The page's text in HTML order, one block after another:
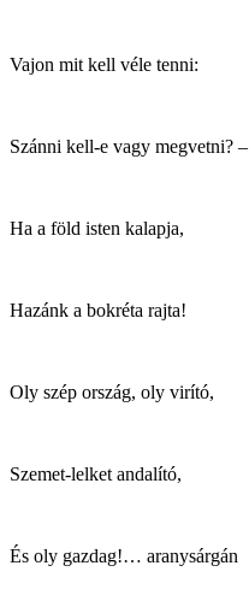
Vajon mit kell véle tenni:
Szánni kell-e vagy megvetni? –
Ha a föld isten kalapja,
Hazánk a bokréta rajta!
Oly szép ország, oly virító,
Szemet-lelket andalító,
És oly gazdag!… aranysárgán